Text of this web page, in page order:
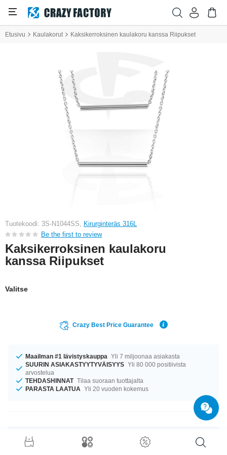
Etusivu Kaulakorut Kaksikerroksinen kaulakoru kanssa Riipukset
Tuotekoodi: 3S-N1044SS, Kirurginteräs 316L
Be the first to review
Kaksikerroksinen kaulakoru
kanssa Riipukset
Valitse
Crazy Best Price Guarantee
Maailman #1 lävistyskauppa Yli 7 miljoonaa asiakasta
SUURIN ASIAKASTYYTYVÄISYYS Yli 80 000 positiivista
arvostelua
TEHDASHINNAT Tilaa suoraan tuottajalta
PARASTA LAATUA Yli 20 vuoden kokemus
Tuotetiedot